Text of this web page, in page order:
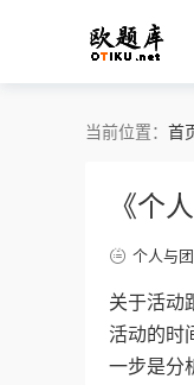
当前位置： 首
《个
个人与
关于活动
活动的时
一步是分